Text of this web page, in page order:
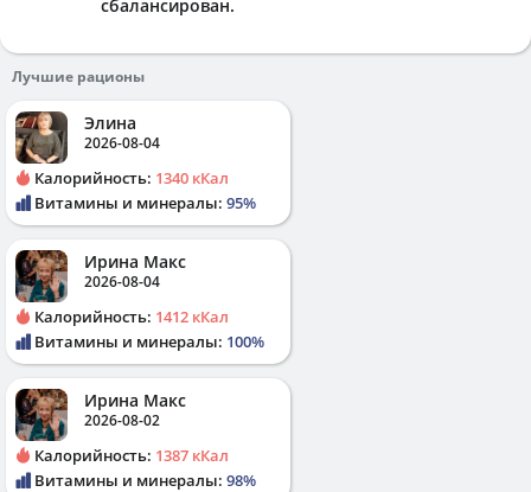
сбалансирован.
Лучшие рационы
Элина
2026-08-04
Калорийность: 1340 кКал
Витамины и минералы: 95%
Ирина Макс
2026-08-04
Калорийность: 1412 кКал
Витамины и минералы: 100%
Ирина Макс
2026-08-02
Калорийность: 1387 кКал
Витамины и минералы: 98%